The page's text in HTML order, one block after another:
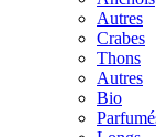
Autres
Crabes
Thons
Autres
Bio